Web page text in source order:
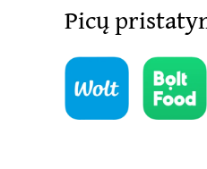
Picų